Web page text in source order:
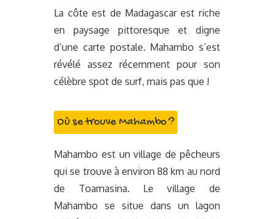
La côte est de Madagascar est riche
en paysage pittoresque et digne
d’une carte postale. Mahambo s’est
révélé assez récemment pour son
célèbre spot de surf, mais pas que !
Où se trouve Mahambo ?
Mahambo est un village de pêcheurs
qui se trouve à environ 88 km au nord
de Toamasina. Le village de
Mahambo se situe dans un lagon